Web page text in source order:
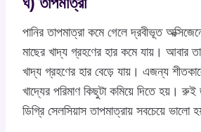
পানির তাপমাত্রা কমে গেলে দ্রবীভূত
মাছের খাদ্য গ্রহণের হার কমে যায়। আবার
খাদ্য গ্রহণের হার বেড়ে যায়। এজন্য
খাদ্যের পরিমাণ কিছুটা কমিয়ে দিতে হয়।
ডিগ্রি সেলসিয়াস তাপমাত্রায় সবচেয়ে ভালো